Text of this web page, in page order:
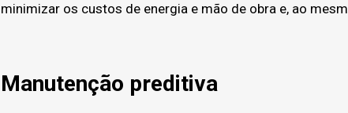
minimizar os custos de energia e mão de obra e, ao
Manutenção preditiva